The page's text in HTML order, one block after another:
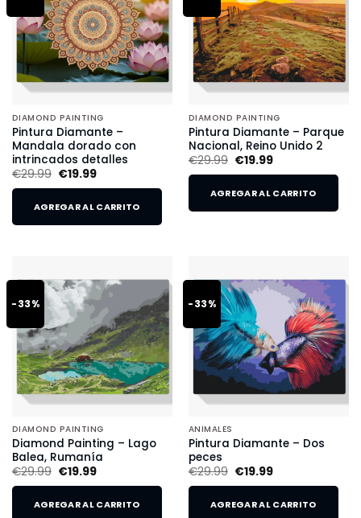
DIAMOND PAINTING
Pintura Diamante –
Mandala dorado con
intrincados detalles
€29.99 €19.99
AGREGAR AL CARRITO
DIAMOND PAINTING
Pintura Diamante – Parque
Nacional, Reino Unido 2
€29.99 €19.99
AGREGAR AL CARRITO
-33%
DIAMOND PAINTING
Diamond Painting – Lago
Balea, Rumanía
€29.99 €19.99
AGREGAR AL CARRITO
-33%
ANIMALES
Pintura Diamante – Dos
peces
€29.99 €19.99
AGREGAR AL CARRITO